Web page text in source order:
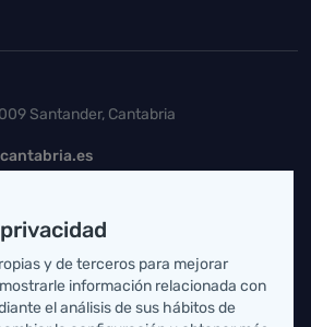
de página
Santander, Cantabria
S/N 39011 Santander, Cantabria
y de terceros para mejorar
información relacionada con
el análisis de sus hábitos de